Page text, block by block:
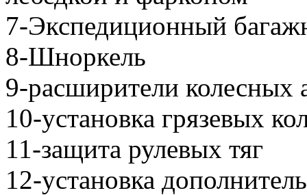
7-Экспедиционный
8-Шноркель
9-расширители колесных
10-установка грязевых
11-защита рулевых тяг
12-установка